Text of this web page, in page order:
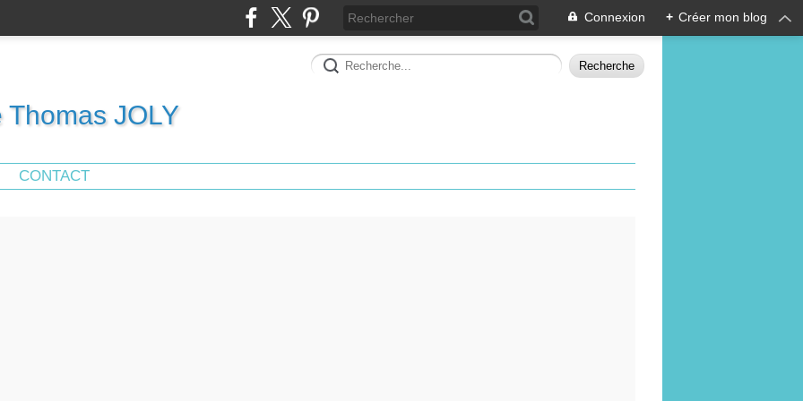
Connexion + Créer mon blog
JOLY
CONTACT